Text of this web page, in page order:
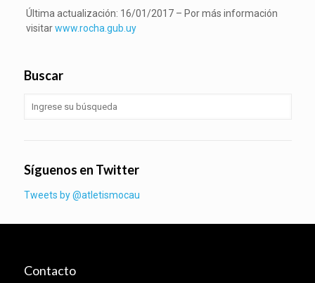
Última actualización: 16/01/2017 – Por más información
visitarwww.rocha.gub.uy
Buscar
Síguenos en Twitter
Tweets by @atletismocau
Contacto